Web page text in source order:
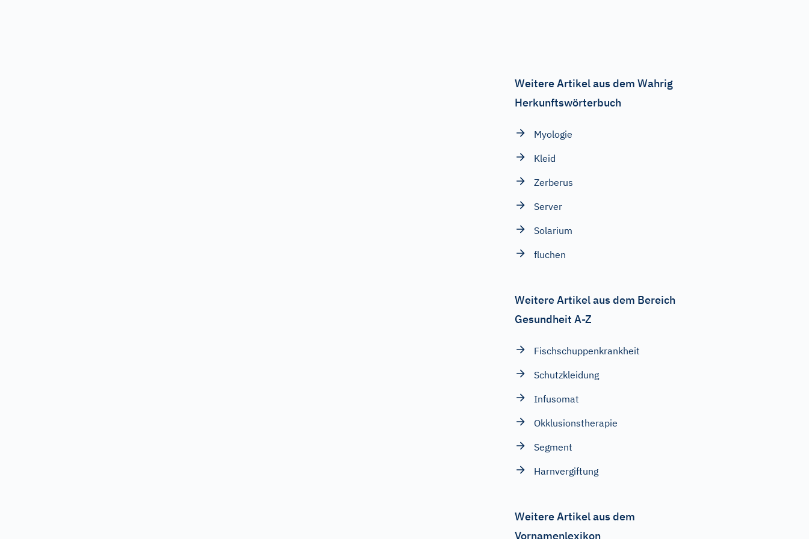
Weitere Artikel aus dem Wahrig
Herkunftswörterbuch
Myologie
Kleid
Zerberus
Server
Solarium
fluchen
Weitere Artikel aus dem Bereich
Gesundheit A-Z
Fischschuppenkrankheit
Schutzkleidung
Infusomat
Okklusionstherapie
Segment
Harnvergiftung
Weitere Artikel aus dem
Vornamenlexikon